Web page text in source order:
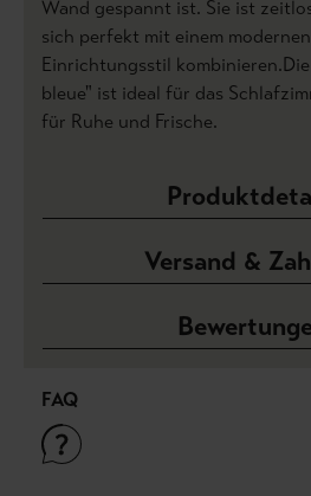
Wand gespannt ist. Sie ist
sich perfekt mit einem
Einrichtungsstil
bleue" ist ideal für das
für Ruhe und Frische.
Versand &
FAQ